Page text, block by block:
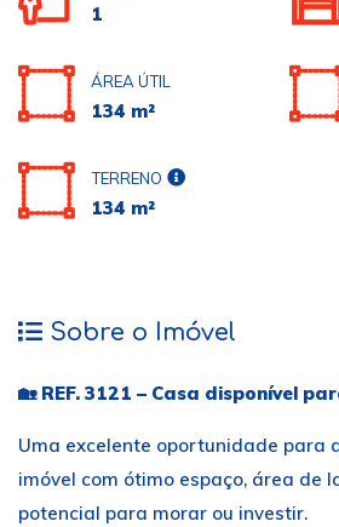
1
ÁREA ÚTIL
134 m²
TERRENO
134 m²
Sobre o Imóvel
🏡 REF. 3121 – Casa disponível
Uma excelente oportunidade para
imóvel com ótimo espaço, área de
potencial para morar ou investir.